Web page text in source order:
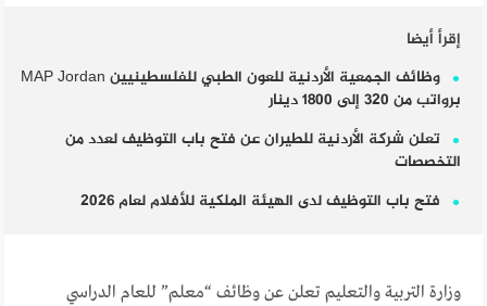
إقرأ أيضا
وظائف الجمعية الأردنية للعون الطبي للفلسطينيين MAP Jordan
برواتب من 320 إلى 1800 دينار
تعلن شركة الأردنية للطيران عن فتح باب التوظيف لعدد من
التخصصات
فتح باب التوظيف لدى الهيئة الملكية للأفلام لعام 2026
وزارة التربية والتعليم تعلن عن وظائف “معلم” للعام الدراسي